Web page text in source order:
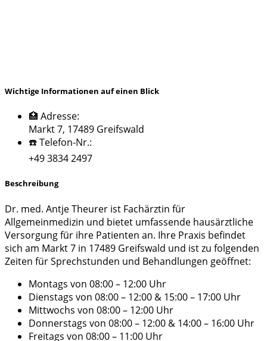
Wichtige Informationen auf einen Blick
🏥 Adresse:
Markt 7, 17489 Greifswald
☎️ Telefon-Nr.:
+49 3834 2497
Beschreibung
Dr. med. Antje Theurer ist Fachärztin für
Allgemeinmedizin und bietet umfassende hausärztliche
Versorgung für ihre Patienten an. Ihre Praxis befindet
sich am Markt 7 in 17489 Greifswald und ist zu folgenden
Zeiten für Sprechstunden und Behandlungen geöffnet:
Montags von 08:00 – 12:00 Uhr
Dienstags von 08:00 – 12:00 & 15:00 – 17:00 Uhr
Mittwochs von 08:00 – 12:00 Uhr
Donnerstags von 08:00 – 12:00 & 14:00 – 16:00 Uhr
Freitags von 08:00 – 11:00 Uhr